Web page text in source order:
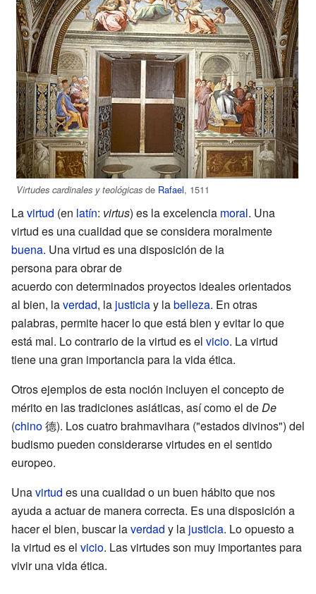
Virtudes cardinales y teológicas de Rafael, 1511
Lavirtud (en latín: virtus) es la excelencia moral. Una
virtud es una cualidad que se considera moralmente
buena. Una virtud es una disposición de la
persona para obrar de
acuerdo con determinados proyectos ideales orientados
al bien, laverdad, la justiciay labelleza. En otras
palabras, permite hacer lo que está bien y evitar lo que
está mal. Lo contrario de la virtud es el vicio. La virtud
tiene una gran importancia para la vida ética.
Otros ejemplos de esta noción incluyen el concepto de
mérito en las tradiciones asiáticas, así como el deDe
(chino德). Los cuatro brahmavihara ("estados divinos") del
budismo pueden considerarse virtudes en el sentido
europeo.
Unavirtud es una cualidad o un buen hábito que nos
ayuda a actuar de manera correcta. Es una disposición a
hacer el bien, buscar laverdad y la justicia. Lo opuesto a
la virtud es el vicio. Las virtudes son muy importantes para
vivir una vida ética.